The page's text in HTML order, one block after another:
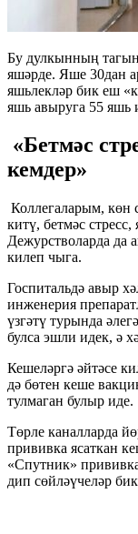
Бу дулкынның
яшәрде. Яше 30дан
яшьлекләр бик еш
яшь авыруга 55 яшь
«Бетмәс
кемдер»
Коллегаларым, көн
китү, бетмәс
Дежурстволарда да
килеп чыга.
Госпитальдә авыр
инженерия
үзгәтү турында
булса эшли идек, ә
Кешеләргә әйтәсе
дә бөтен кеше
тулмаган булыр иде.
Төрле каналларда
прививка ясаткан
«Спутник»
дип сөйләүчеләр